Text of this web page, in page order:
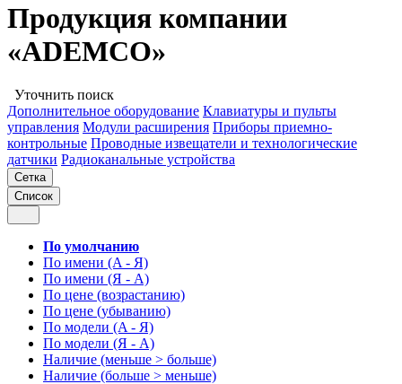
Продукция компании
«ADEMCO»
Уточнить поиск
Дополнительное оборудование Клавиатуры и пульты
управления Модули расширения Приборы приемно-
контрольные Проводные извещатели и технологические
датчики Радиоканальные устройства
Сетка
Список
По умолчанию
По имени (A - Я)
По имени (Я - A)
По цене (возрастанию)
По цене (убыванию)
По модели (A - Я)
По модели (Я - A)
Наличие (меньше > больше)
Наличие (больше > меньше)